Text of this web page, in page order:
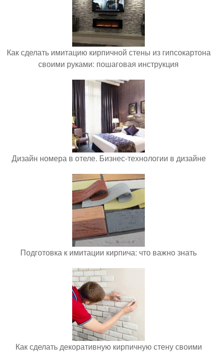
Как сделать имитацию кирпичной стены из гипсокартона
своими руками: пошаговая инструкция
Дизайн номера в отеле. Бизнес-технологии в дизайне
Подготовка к имитации кирпича: что важно знать
Как сделать декоративную кирпичную стену своими